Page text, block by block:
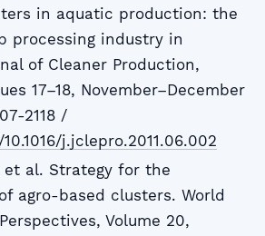
in aquatic production: the
processing industry in
of Cleaner Production,
17–18, November–December
2118 /
j.jclepro.2011.06.002
et al. Strategy for the
agro-based clusters. World
Volume 20,